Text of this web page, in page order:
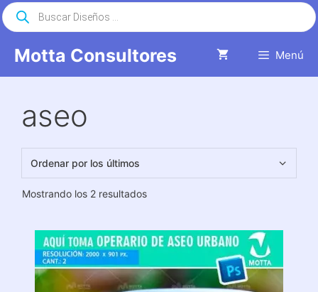
Saltar
al
Motta Consultores Menú
Búsqueda
de
productos
aseo
Mostrando los 2 resultadosOrdenado
últimos